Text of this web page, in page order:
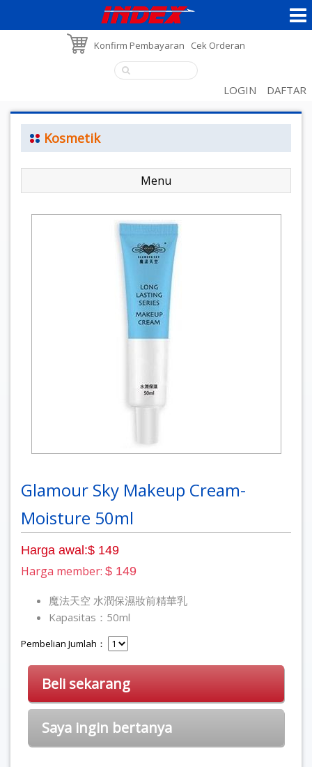
Konfirm Pembayaran Cek Orderan
LOGIN DAFTAR
Kosmetik
Menu
Glamour Sky Makeup Cream-
Moisture 50ml
Harga awal:$ 149
Harga member: $ 149
魔法天空 水潤保濕妝前精華乳
Kapasitas：50ml
Pembelian Jumlah：
Beli sekarang
Saya ingin bertanya